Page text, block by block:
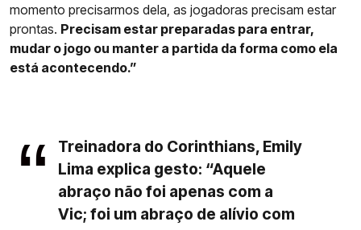
momento precisarmos dela, as jogadoras precisam estar
prontas. Precisam estar preparadas para entrar,
mudar o jogo ou manter a partida da forma como ela
está acontecendo.”
Treinadora do Corinthians, Emily
Lima explica gesto: “Aquele
abraço não foi apenas com a
Vic; foi um abraço de alívio com